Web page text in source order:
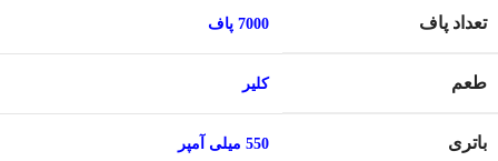
تعداد پاف 7000 پاف
طعم کلیر
باتری 550 میلی آمپر